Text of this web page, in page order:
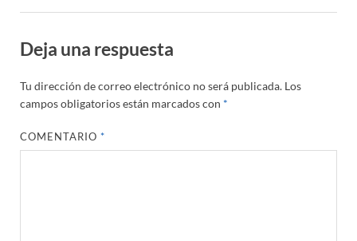
Deja una respuesta
Tu dirección de correo electrónico no será publicada. Los
campos obligatorios están marcados con *
COMENTARIO*